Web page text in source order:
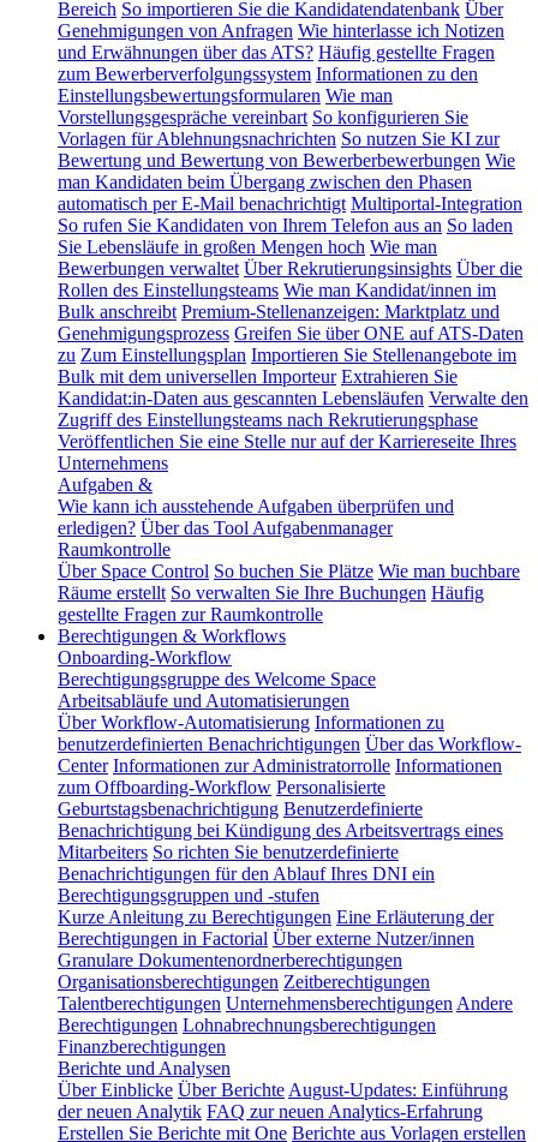
Bereich So importieren Sie die Kandidatendatenbank Über
Genehmigungen von Anfragen Wie hinterlasse ich Notizen
und Erwähnungen über das ATS? Häufig gestellte Fragen
zum Bewerberverfolgungssystem Informationen zu den
Einstellungsbewertungsformularen Wie man
Vorstellungsgespräche vereinbart So konfigurieren Sie
Vorlagen für Ablehnungsnachrichten So nutzen Sie KI zur
Bewertung und Bewertung von Bewerberbewerbungen Wie
man Kandidaten beim Übergang zwischen den Phasen
automatisch per E-Mail benachrichtigt Multiportal-Integration
So rufen Sie Kandidaten von Ihrem Telefon aus an So laden
Sie Lebensläufe in großen Mengen hoch Wie man
Bewerbungen verwaltet Über Rekrutierungsinsights Über die
Rollen des Einstellungsteams Wie man Kandidat/innen im
Bulk anschreibt Premium-Stellenanzeigen: Marktplatz und
Genehmigungsprozess Greifen Sie über ONE auf ATS-Daten
zu Zum Einstellungsplan Importieren Sie Stellenangebote im
Bulk mit dem universellen Importeur Extrahieren Sie
Kandidat:in-Daten aus gescannten Lebensläufen Verwalte den
Zugriff des Einstellungsteams nach Rekrutierungsphase
Veröffentlichen Sie eine Stelle nur auf der Karriereseite Ihres
Unternehmens
Aufgaben &
Wie kann ich ausstehende Aufgaben überprüfen und
erledigen? Über das Tool Aufgabenmanager
Raumkontrolle
Über Space Control So buchen Sie Plätze Wie man buchbare
Räume erstellt So verwalten Sie Ihre Buchungen Häufig
gestellte Fragen zur Raumkontrolle
Berechtigungen & Workflows
Onboarding-Workflow
Berechtigungsgruppe des Welcome Space
Arbeitsabläufe und Automatisierungen
Über Workflow-Automatisierung Informationen zu
benutzerdefinierten Benachrichtigungen Über das Workflow-
Center Informationen zur Administratorrolle Informationen
zum Offboarding-Workflow Personalisierte
Geburtstagsbenachrichtigung Benutzerdefinierte
Benachrichtigung bei Kündigung des Arbeitsvertrags eines
Mitarbeiters So richten Sie benutzerdefinierte
Benachrichtigungen für den Ablauf Ihres DNI ein
Berechtigungsgruppen und -stufen
Kurze Anleitung zu Berechtigungen Eine Erläuterung der
Berechtigungen in Factorial Über externe Nutzer/innen
Granulare Dokumentenordnerberechtigungen
Organisationsberechtigungen Zeitberechtigungen
Talentberechtigungen Unternehmensberechtigungen Andere
Berechtigungen Lohnabrechnungsberechtigungen
Finanzberechtigungen
Berichte und Analysen
Über Einblicke Über Berichte August-Updates: Einführung
der neuen Analytik FAQ zur neuen Analytics-Erfahrung
Erstellen Sie Berichte mit One Berichte aus Vorlagen erstellen